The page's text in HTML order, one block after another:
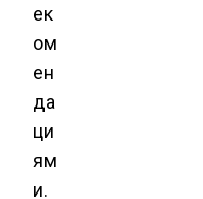
ек
ом
ен
да
ци
ям
и.